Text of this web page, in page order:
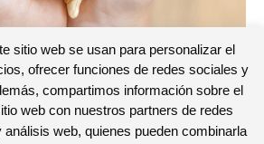
engordan, ¿mito o
03/2016
sitio web se usan para personalizar el
ofrecer funciones de redes sociales y
compartimos información sobre el
web con nuestros partners de redes
web, quienes pueden combinarla